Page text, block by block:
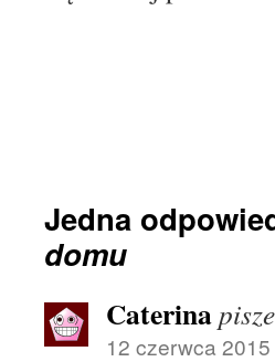
Jedna
domu
Caterina
12 czerwca